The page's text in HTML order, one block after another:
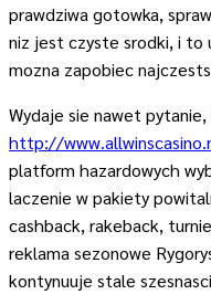
prawdziwa gotowka,
niz jest czyste srodki, i to
mozna zapobiec
Wydaje sie nawet
http://
platform hazardowych
laczenie w pakiety
cashback, rakeback,
reklama sezonowe
kontynuuje stale